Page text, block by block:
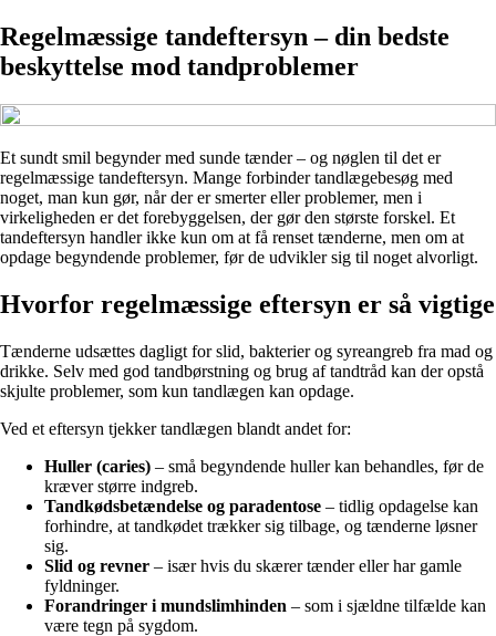
Regelmæssige tandeftersyn – din bedste
beskyttelse mod tandproblemer
Et sundt smil begynder med sunde tænder – og nøglen til det er
regelmæssige tandeftersyn. Mange forbinder tandlægebesøg med
noget, man kun gør, når der er smerter eller problemer, men i
virkeligheden er det forebyggelsen, der gør den største forskel. Et
tandeftersyn handler ikke kun om at få renset tænderne, men om at
opdage begyndende problemer, før de udvikler sig til noget alvorligt.
Hvorfor regelmæssige eftersyn er så vigtige
Tænderne udsættes dagligt for slid, bakterier og syreangreb fra mad og
drikke. Selv med god tandbørstning og brug af tandtråd kan der opstå
skjulte problemer, som kun tandlægen kan opdage.
Ved et eftersyn tjekker tandlægen blandt andet for:
Huller (caries) – små begyndende huller kan behandles, før de
kræver større indgreb.
Tandkødsbetændelse og paradentose – tidlig opdagelse kan
forhindre, at tandkødet trækker sig tilbage, og tænderne løsner
sig.
Slid og revner – især hvis du skærer tænder eller har gamle
fyldninger.
Forandringer i mundslimhinden – som i sjældne tilfælde kan
være tegn på sygdom.